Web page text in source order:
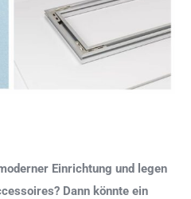
Einrichtung und legen
Dann könnte ein